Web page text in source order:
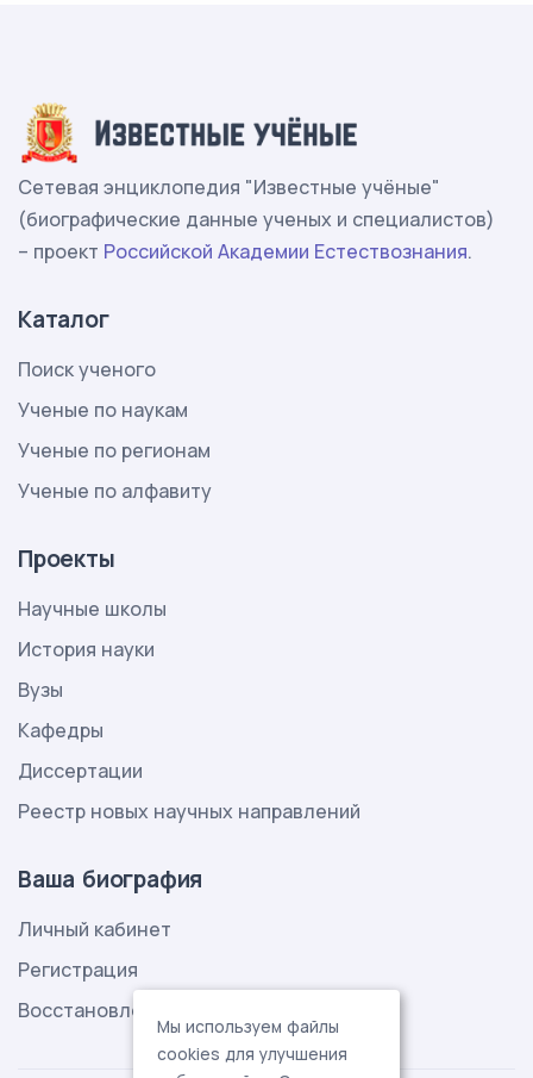
Сетевая энциклопедия "Известные учёные"
(биографические данные ученых и специалистов)
– проект Российской Академии Естествознания.
Каталог
Поиск ученого
Ученые по наукам
Ученые по регионам
Ученые по алфавиту
Проекты
Научные школы
История науки
Вузы
Кафедры
Диссертации
Реестр новых научных направлений
Ваша биография
Личный кабинет
Регистрация
Восстановление пароля
Мы используем файлы
cookies для улучшения